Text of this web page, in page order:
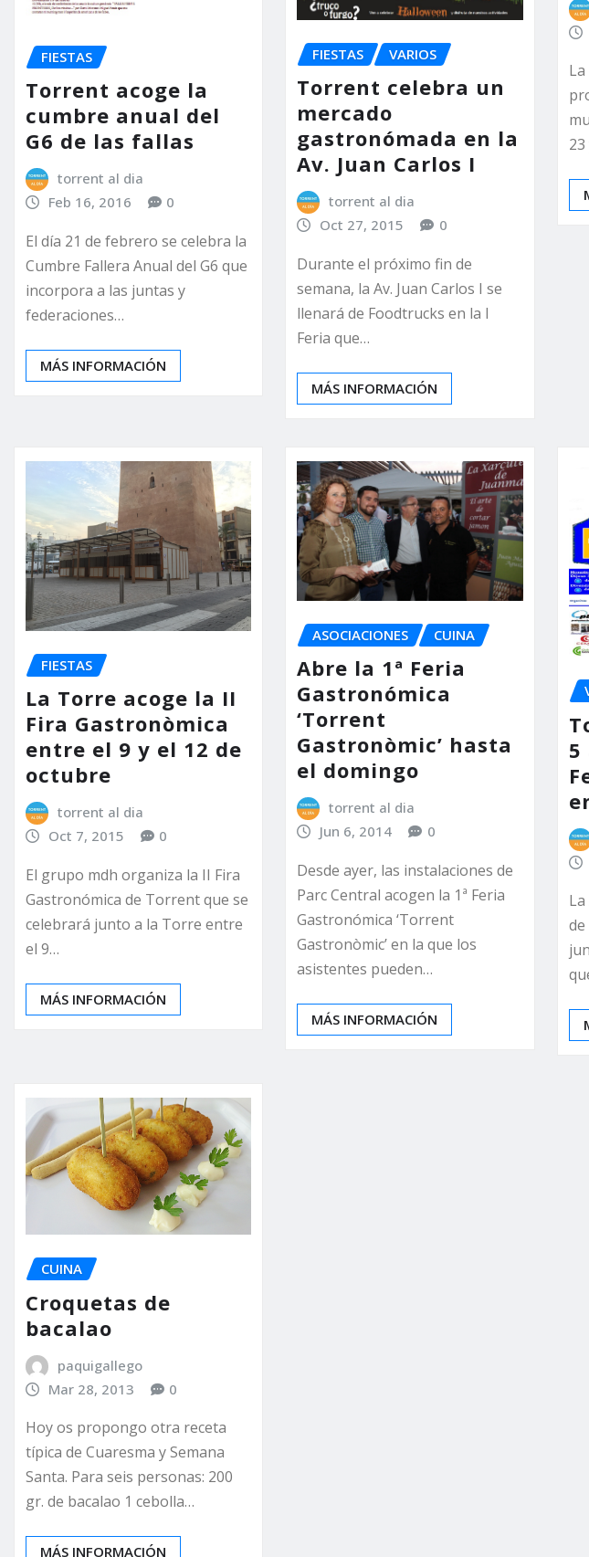
FIESTAS
Torrent acoge la
cumbre anual del
G6 de las fallas
torrent al dia
Feb 16, 2016
0
El día 21 de febrero se celebra la
Cumbre Fallera Anual del G6 que
incorpora a las juntas y
federaciones…
MÁS INFORMACIÓN
FIESTAS VARIOS
Torrent celebra un
mercado
gastronómada en la
Av. Juan Carlos I
torrent al dia
Oct 27, 2015
0
Durante el próximo fin de
semana, la Av. Juan Carlos I se
llenará de Foodtrucks en la I
Feria que…
MÁS INFORMACIÓN
FIESTAS
La Torre acoge la II
Fira Gastronòmica
entre el 9 y el 12 de
octubre
torrent al dia
Oct 7, 2015
0
El grupo mdh organiza la II Fira
Gastronómica de Torrent que se
celebrará junto a la Torre entre
el 9…
MÁS INFORMACIÓN
ASOCIACIONES CUINA
Abre la 1ª Feria
Gastronómica
‘Torrent
Gastronòmic’ hasta
el domingo
torrent al dia
Jun 6, 2014
0
Desde ayer, las instalaciones de
Parc Central acogen la 1ª Feria
Gastronómica ‘Torrent
Gastronòmic’ en la que los
asistentes pueden…
MÁS INFORMACIÓN
5
CUINA
Croquetas de
bacalao
paquigallego
Mar 28, 2013
0
Hoy os propongo otra receta
típica de Cuaresma y Semana
Santa. Para seis personas: 200
gr. de bacalao 1 cebolla…
MÁS INFORMACIÓN